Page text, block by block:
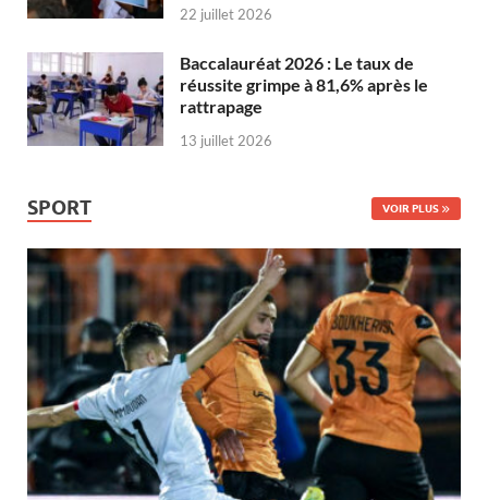
22 juillet 2026
Baccalauréat 2026 : Le taux de
réussite grimpe à 81,6% après le
rattrapage
13 juillet 2026
SPORT VOIR PLUS